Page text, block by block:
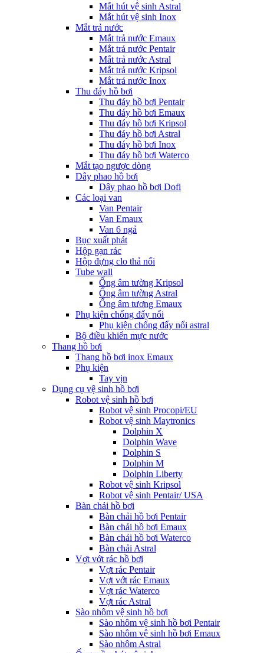
Mắt hút vệ sinh Astral
Mắt hút vệ sinh Inox
Mắt trả nước
Mắt trả nước Emaux
Mắt trả nước Pentair
Mắt trả nước Astral
Mắt trả nước Kripsol
Mắt trả nước Inox
Thu đáy hồ bơi
Thu đáy hồ bơi Pentair
Thu đáy hồ bơi Emaux
Thu đáy hồ bơi Kripsol
Thu đáy hồ bơi Astral
Thu đáy hồ bơi Inox
Thu đáy hồ bơi Waterco
Mắt tạo ngược dòng
Dây phao hồ bơi
Dây phao hồ bơi Dofi
Các loại van
Van Pentair
Van Emaux
Van 6 ngả
Bục xuất phát
Hộp gạn rác
Hộp đựng clo thả nổi
Tube wall
Ống âm tường Kripsol
Ống âm tường Astral
Ống âm tương Emaux
Phụ kiện chống đẩy nổi
Phụ kiện chống đẩy nổi astral
Bộ điều khiển mực nước
Thang hồ bơi
Thang hồ bơi inox Emaux
Phụ kiện
Tay vịn
Dụng cụ vệ sinh hồ bơi
Robot vệ sinh hồ bơi
Robot vệ sinh Procopi/EU
Robot vệ sinh Maytronics
Dolphin X
Dolphin Wave
Dolphin S
Dolphin M
Dolphin Liberty
Robot vệ sinh Kripsol
Robot vệ sinh Pentair/ USA
Bàn chải hồ bơi
Bàn chải hồ bơi Pentair
Bàn chải hồ bơi Emaux
Bàn chải hồ bơi Waterco
Bàn chải Astral
Vợt vớt rác hồ bơi
Vợt rác Pentair
Vợt vớt rác Emaux
Vợt rác Waterco
Vợt rác Astral
Sào nhôm vệ sinh hồ bơi
Sào nhôm vệ sinh hồ bơi Pentair
Sào nhôm vệ sinh hồ bơi Emaux
Sào nhôm Astral